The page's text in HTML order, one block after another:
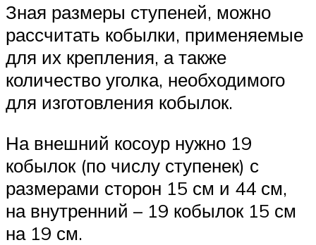
Зная размеры ступеней, можно
рассчитать кобылки, применяемые
для их крепления, а также
количество уголка, необходимого
для изготовления кобылок.
На внешний косоур нужно 19
кобылок (по числу ступенек) с
размерами сторон 15 см и 44 см,
на внутренний – 19 кобылок 15 см
на 19 см.